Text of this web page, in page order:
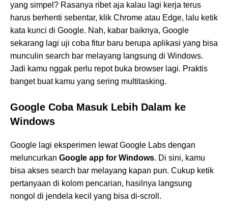
yang simpel? Rasanya ribet aja kalau lagi kerja terus
harus berhenti sebentar, klik Chrome atau Edge, lalu ketik
kata kunci di Google. Nah, kabar baiknya, Google
sekarang lagi uji coba fitur baru berupa aplikasi yang bisa
munculin search bar melayang langsung di Windows.
Jadi kamu nggak perlu repot buka browser lagi. Praktis
banget buat kamu yang sering multitasking.
Google Coba Masuk Lebih Dalam ke
Windows
Google lagi eksperimen lewat Google Labs dengan
meluncurkan Google app for Windows. Di sini, kamu
bisa akses search bar melayang kapan pun. Cukup ketik
pertanyaan di kolom pencarian, hasilnya langsung
nongol di jendela kecil yang bisa di-scroll.